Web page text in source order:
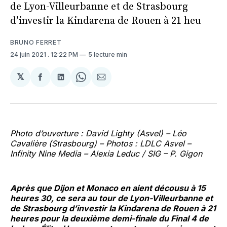
de Lyon-Villeurbanne et de Strasbourg
d’investir la Kindarena de Rouen à 21 heu
BRUNO FERRET
24 juin 2021 . 12:22 PM 5 lecture min
𝕏
Partager
Facebook
Partager
LinkedIn
Share
WhatsApp
Partager
Courriel
Photo d’ouverture : David Lighty (Asvel) – Léo
Cavalière (Strasbourg) – Photos : LDLC Asvel –
Infinity Nine Media – Alexia Leduc /SIG – P. Gigon
Après que Dijon et Monaco en aient décousu à 15
heures 30, ce sera au tour de Lyon-Villeurbanne et
de Strasbourg d’investir la Kindarena de Rouen à 21
heures pour la deuxième demi-finale du Final 4 de